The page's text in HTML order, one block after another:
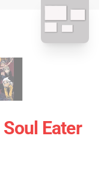
Eater